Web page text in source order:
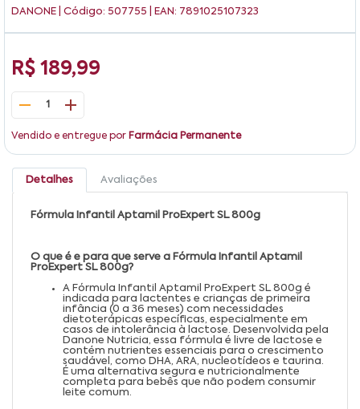
DANONE | Código: 507755 | EAN: 7891025107323
R$ 189,99
1
Vendido e entregue por Farmácia Permanente
Detalhes Avaliações
Fórmula Infantil Aptamil ProExpert SL 800g
O que é e para que serve a Fórmula Infantil Aptamil
ProExpert SL 800g?
A Fórmula Infantil Aptamil ProExpert SL 800g é
indicada para lactentes e crianças de primeira
infância (0 a 36 meses) com necessidades
dietoterápicas específicas, especialmente em
casos de intolerância à lactose. Desenvolvida pela
Danone Nutricia, essa fórmula é livre de lactose e
contém nutrientes essenciais para o crescimento
saudável, como DHA, ARA, nucleotídeos e taurina.
É uma alternativa segura e nutricionalmente
completa para bebês que não podem consumir
leite comum.